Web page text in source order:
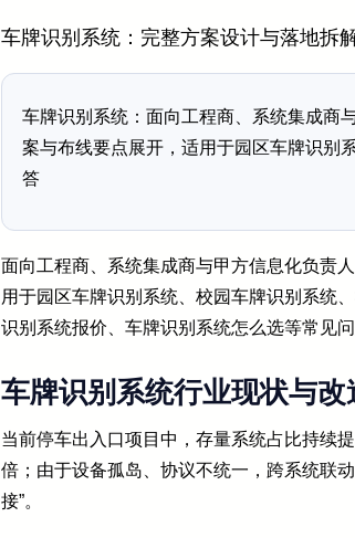
车牌识别系统：完整方案设计与落地拆
车牌识别系统：面向工程商、系统集成商
案与布线要点展开，适用于园区车牌识别
答
面向工程商、系统集成商与甲方信息化负责
用于园区车牌识别系统、校园车牌识别系统
识别系统报价、车牌识别系统怎么选等常见
车牌识别系统行业现状与改
当前停车出入口项目中，存量系统占比持续
倍；由于设备孤岛、协议不统一，跨系统联
接”。